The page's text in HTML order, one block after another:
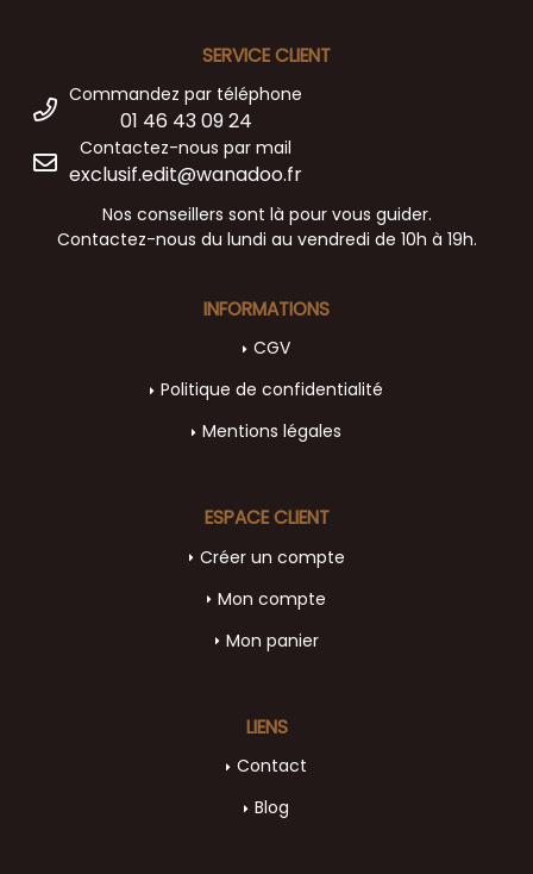
SERVICE CLIENT
Commandez par téléphone
01 46 43 09 24
Contactez-nous par mail
exclusif.edit@wanadoo.fr
Nos conseillers sont là pour vous guider.
Contactez-nous du lundi au vendredi de 10h à 19h.
INFORMATIONS
CGV
Politique de confidentialité
Mentions légales
LIENS
Contact
Blog
ESPACE CLIENT
Créer un compte
Mon compte
Mon panier